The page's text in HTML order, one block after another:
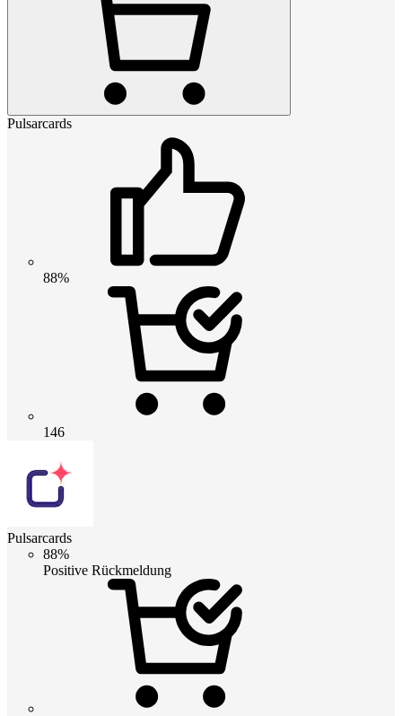
Pulsarcards
88%
146
Pulsarcards
88%
Positive Rückmeldung